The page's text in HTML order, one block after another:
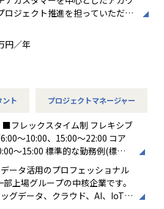
する業務への異動を命じることが
、理想企業の創造に向け、「社
る会社」を目指しています。理
す。そして、社員全員が燃え続
に対する長期的な貢献を果たす
ロジェクト推進を担っていただき
トプランの策定・実行
まえた中長期ロードマップの
動および受注に向けたアクシ
の設計・運営（経営層との合意
リレーション強化
との調整・ファシリテーション
専門的な開発スキルは必須では
てコミュニケーションが取れるレ
円／年
ト プロジェクトマネージャー
■フレックスタイム制 フレキシブ
～10:00、15:00～22:00 コア
～15:00 標準的な勤務例(標準
9:00～18:00
レックス制（コアタイムあり）
有無： 有（月平均19時間）
60分
ータ活用のプロフェッショナル
上場グループの中核企業です。
グデータ、クラウド、AI、IoTを